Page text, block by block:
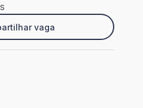
vaga
- GO